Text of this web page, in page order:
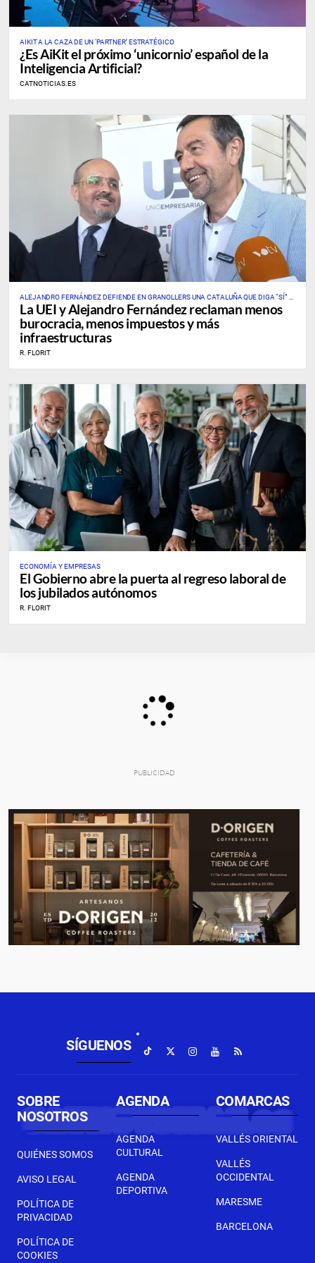
AIKIT A LA CAZA DE UN ‘PARTNER’ ESTRATÉGICO
¿Es AiKit el próximo ‘unicornio’ español de la
Inteligencia Artificial?
CATNOTICIAS.ES
ALEJANDRO FERNÁNDEZ DEFIENDE EN GRANOLLERS UNA CATALUÑA QUE DIGA “SÍ” A
LA EMPRESA, LA INDUSTRIA Y LAS GRANDES INFRAESTRUCTURAS
La UEI y Alejandro Fernández reclaman menos
burocracia, menos impuestos y más
infraestructuras
R. FLORIT
ECONOMÍA Y EMPRESAS
El Gobierno abre la puerta al regreso laboral de
los jubilados autónomos
R. FLORIT
SÍGUENOS
SOBRE
NOSOTROS
QUIÉNES SOMOS
AVISO LEGAL
POLÍTICA DE
PRIVACIDAD
POLÍTICA DE
COOKIES
AGENDA
AGENDA
CULTURAL
AGENDA
DEPORTIVA
COMARCAS
VALLÉS ORIENTAL
VALLÉS
OCCIDENTAL
MARESME
BARCELONA